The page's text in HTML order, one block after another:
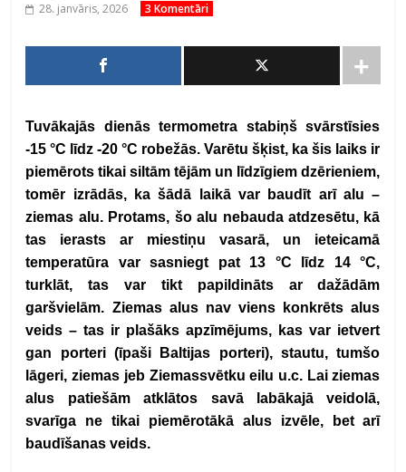
28. janvāris, 2026 3 Komentāri
Tuvākajās dienās termometra stabiņš svārstīsies
-15 °C līdz -20 °C robežās. Varētu šķist, ka šis laiks ir
piemērots tikai siltām tējām un līdzīgiem dzērieniem,
tomēr izrādās, ka šādā laikā var baudīt arī alu –
ziemas alu. Protams, šo alu nebauda atdzesētu, kā
tas ierasts ar miestiņu vasarā, un ieteicamā
temperatūra var sasniegt pat 13 °C līdz 14 °C,
turklāt, tas var tikt papildināts ar dažādām
garšvielām. Ziemas alus nav viens konkrēts alus
veids – tas ir plašāks apzīmējums, kas var ietvert
gan porteri (īpaši Baltijas porteri), stautu, tumšo
lāgeri, ziemas jeb Ziemassvētku eilu u.c. Lai ziemas
alus patiešām atklātos savā labākajā veidolā,
svarīga ne tikai piemērotākā alus izvēle, bet arī
baudīšanas veids.